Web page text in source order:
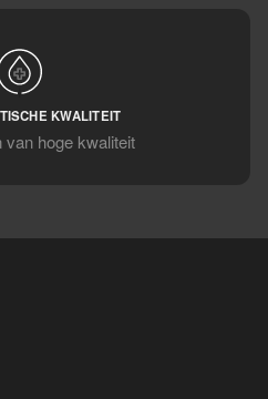
KWALITEIT
van hoge kwaliteit